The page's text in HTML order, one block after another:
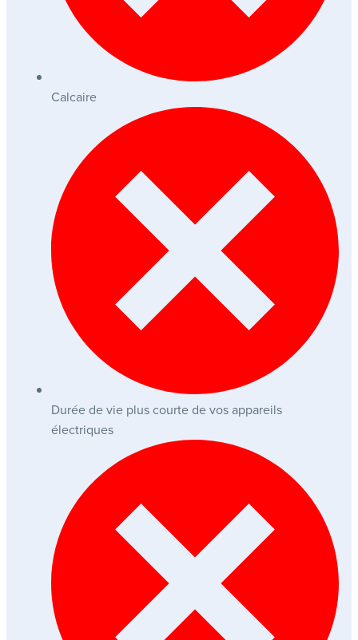
Calcaire
Durée de vie plus courte de vos appareils
électriques